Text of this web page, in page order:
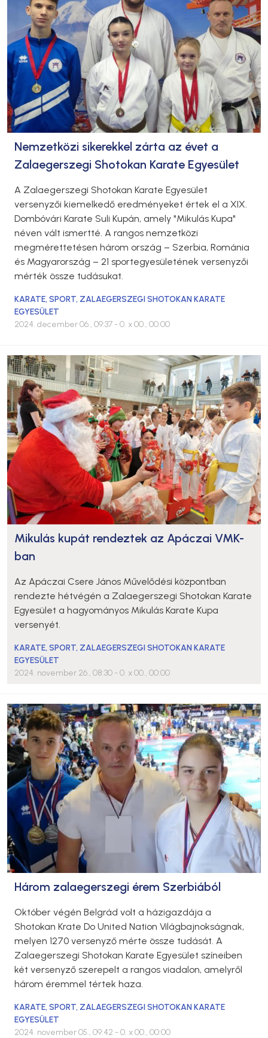
Nemzetközi sikerekkel zárta az évet a
Zalaegerszegi Shotokan Karate Egyesület
A Zalaegerszegi Shotokan Karate Egyesület
versenyzői kiemelkedő eredményeket értek el a XIX.
Dombóvári Karate Suli Kupán, amely "Mikulás Kupa"
néven vált ismertté. A rangos nemzetközi
megmérettetésen három ország – Szerbia, Románia
és Magyarország – 21 sportegyesületének versenyzői
mérték össze tudásukat.
KARATE,SPORT, ZALAEGERSZEGI SHOTOKAN KARATE
EGYESÜLET
2024. december 06., 09:37 - 0. x 00., 00:00
Mikulás kupát rendeztek az Apáczai VMK-
ban
Az Apáczai Csere János Művelődési központban
rendezte hétvégén a Zalaegerszegi Shotokan Karate
Egyesület a hagyományos Mikulás Karate Kupa
versenyét.
KARATE,SPORT, ZALAEGERSZEGI SHOTOKAN KARATE
EGYESÜLET
2024. november 26., 08:30 - 0. x 00., 00:00
Három zalaegerszegi érem Szerbiából
Október végén Belgrád volt a házigazdája a
Shotokan Krate Do United Nation Világbajnokságnak,
melyen 1270 versenyző mérte össze tudását. A
Zalaegerszegi Shotokan Karate Egyesület színeiben
két versenyző szerepelt a rangos viadalon, amelyről
három éremmel tértek haza.
KARATE,SPORT, ZALAEGERSZEGI SHOTOKAN KARATE
EGYESÜLET
2024. november 05., 09:42 - 0. x 00., 00:00